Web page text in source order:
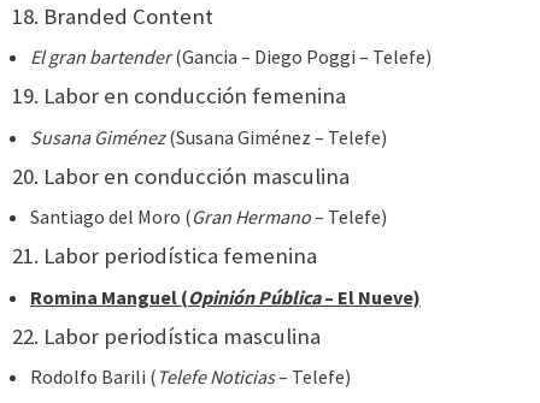
18. Branded Content
El gran bartender(Gancia – Diego Poggi – Telefe)
19. Labor en conducción femenina
Susana Giménez(Susana Giménez – Telefe)
20. Labor en conducción masculina
Santiago del Moro (Gran Hermano– Telefe)
21. Labor periodística femenina
Romina Manguel (Opinión Pública– El Nueve)
22. Labor periodística masculina
Rodolfo Barili ( Telefe Noticias– Telefe)